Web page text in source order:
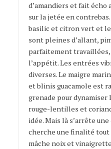
d’amandiers et fait écho
sur la jetée en
basilic et citron vert et
sont pleines d’allant,
parfaitement
l’appétit. Les entrées
diverses. Le maigre
et blinis guacamole est
grenade pour dynamiser
rouge-lentilles et
idée. Mais là s’arrête
cherche une finalité
mâche noix et